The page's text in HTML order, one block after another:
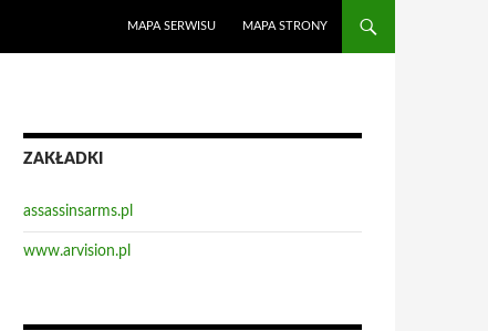
MAPA SERWISU MAPA STRONY
ZAKŁADKI
assassinsarms.pl
www.arvision.pl